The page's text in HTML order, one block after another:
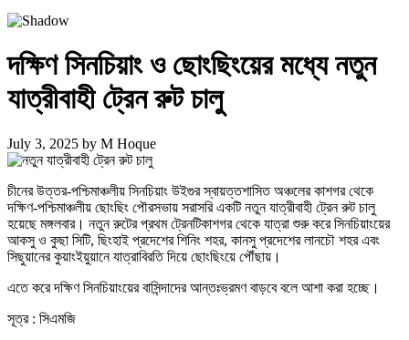
দক্ষিণ সিনচিয়াং ও ছোংছিংয়ের মধ্যে নতুন
যাত্রীবাহী ট্রেন রুট চালু
July 3, 2025 by M Hoque
চীনের উত্তর-পশ্চিমাঞ্চলীয় সিনচিয়াং উইগুর স্বায়ত্তশাসিত অঞ্চলের কাশগর থেকে
দক্ষিণ-পশ্চিমাঞ্চলীয় ছোংছিং পৌরসভায় সরাসরি একটি নতুন যাত্রীবাহী ট্রেন রুট চালু
হয়েছে মঙ্গলবার। নতুন রুটের প্রথম ট্রেনটিকাশগর থেকে যাত্রা শুরু করে সিনচিয়াংয়ের
আকসু ও কুছা সিটি, ছিংহাই প্রদেশের শিনিং শহর, কানসু প্রদেশের লানচৌ শহর এবং
সিছুয়ানের কুয়াংইয়ুয়ানে যাত্রাবিরতি দিয়ে ছোংছিংয়ে পৌঁছায়।
এতে করে দক্ষিণ সিনচিয়াংয়ের বাসিন্দাদের আন্তঃভ্রমণ বাড়বে বলে আশা করা হচ্ছে।
সূত্র : সিএমজি